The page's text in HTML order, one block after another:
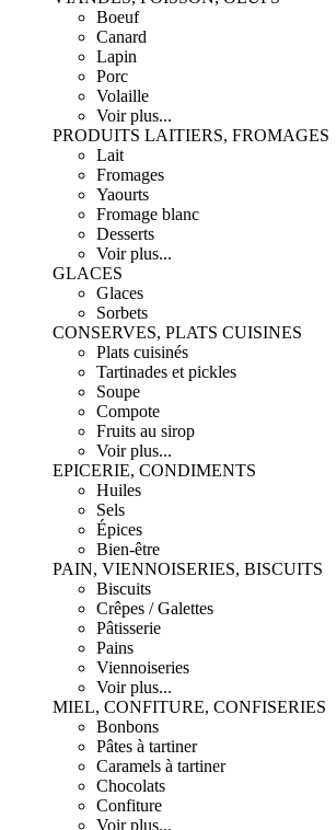
Boeuf
Canard
Lapin
Porc
Volaille
Voir plus...
PRODUITS LAITIERS, FROMAGES
Lait
Fromages
Yaourts
Fromage blanc
Desserts
Voir plus...
GLACES
Glaces
Sorbets
CONSERVES, PLATS CUISINES
Plats cuisinés
Tartinades et pickles
Soupe
Compote
Fruits au sirop
Voir plus...
EPICERIE, CONDIMENTS
Huiles
Sels
Épices
Bien-être
PAIN, VIENNOISERIES, BISCUITS
Biscuits
Crêpes / Galettes
Pâtisserie
Pains
Viennoiseries
Voir plus...
MIEL, CONFITURE, CONFISERIES
Bonbons
Pâtes à tartiner
Caramels à tartiner
Chocolats
Confiture
Voir plus...